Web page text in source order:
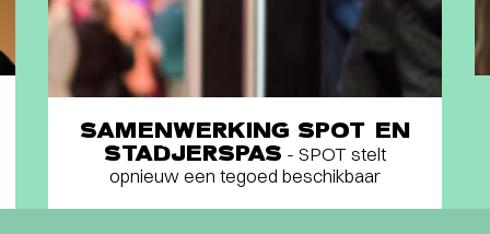
SAMENWERKING SPOT EN
STADJERSPAS - SPOT stelt
opnieuw een tegoed beschikbaar